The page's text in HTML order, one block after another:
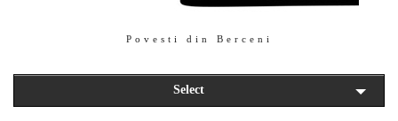
Povesti din Berceni
Select